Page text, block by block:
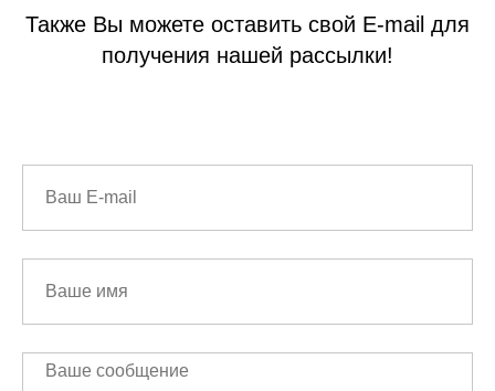
Также Вы можете оставить свой E-mail для
получения нашей рассылки!